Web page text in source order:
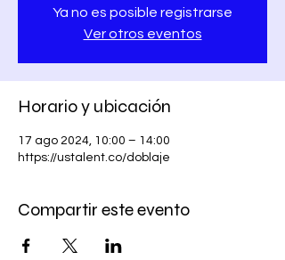
Ya no es posible registrarse
Ver otros eventos
Horario y ubicación
17 ago 2024, 10:00 – 14:00
https://ustalent.co/doblaje
Compartir este evento